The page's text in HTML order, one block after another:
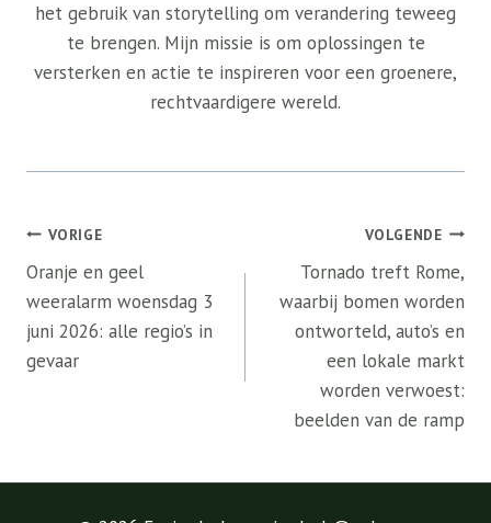
het gebruik van storytelling om verandering teweeg
te brengen. Mijn missie is om oplossingen te
versterken en actie te inspireren voor een groenere,
rechtvaardigere wereld.
Bericht
navigatie
VORIGE
Oranje en geel
weeralarm woensdag 3
juni 2026: alle regio’s in
gevaar
VOLGENDE
Tornado treft Rome,
waarbij bomen worden
ontworteld, auto’s en
een lokale markt
worden verwoest:
beelden van de ramp